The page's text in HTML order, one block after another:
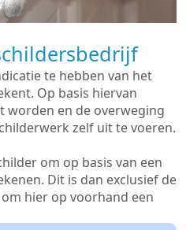
te hebben van het
Op basis hiervan
worden en de overweging
zelf uit te voeren.
om op basis van een
Dit is dan exclusief de
hier op voorhand een